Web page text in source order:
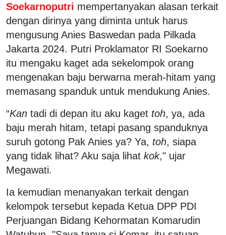
Soekarnoputri mempertanyakan alasan terkait
dengan dirinya yang diminta untuk harus
mengusung Anies Baswedan pada Pilkada
Jakarta 2024. Putri Proklamator RI Soekarno
itu mengaku kaget ada sekelompok orang
mengenakan baju berwarna merah-hitam yang
memasang spanduk untuk mendukung Anies.
“Kan tadi di depan itu aku kaget toh, ya, ada
baju merah hitam, tetapi pasang spanduknya
suruh gotong Pak Anies ya? Ya, toh, siapa
yang tidak lihat? Aku saja lihat kok," ujar
Megawati.
Ia kemudian menanyakan terkait dengan
kelompok tersebut kepada Ketua DPP PDI
Perjuangan Bidang Kehormatan Komarudin